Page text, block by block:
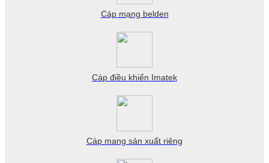
Cáp mạng belden
Cáp điều khiển Imatek
Cáp mang sản xuất riêng